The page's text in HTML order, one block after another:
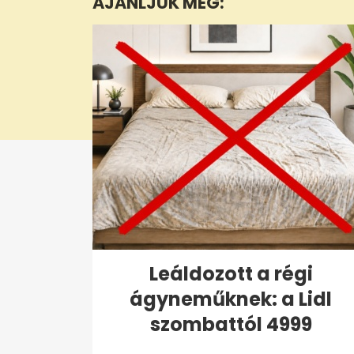
0%
Leáldozott a régi
ágyneműknek: a Lidl
szombattól 4999